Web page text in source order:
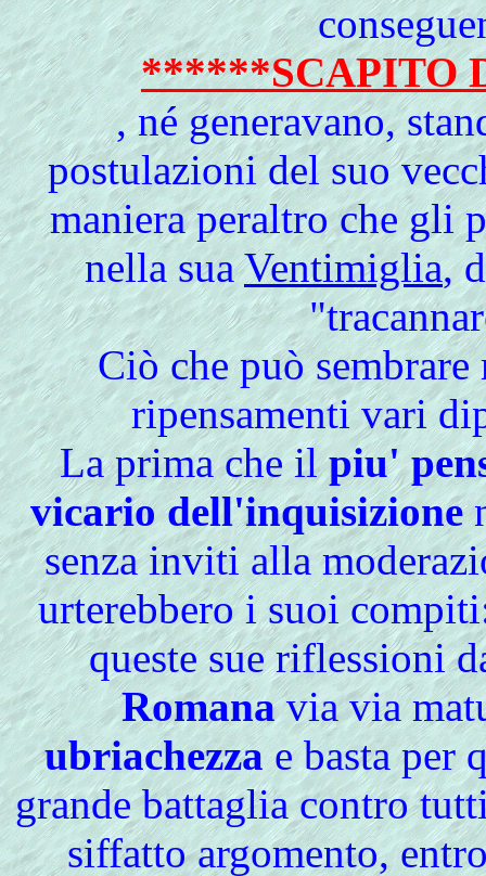
******SCAPITO
, né generavano,
postulazioni del suo
maniera peraltro che gli
nella suaVentimiglia,
Ciò che può
ripensamenti vari
La prima che ilpiu'
vicario dell'inquisizione
senza inviti alla
urterebbero i suoi
queste sue riflessioni
Romanavia via
ubriachezzae basta per
grande battaglia contro
siffatto argomento,